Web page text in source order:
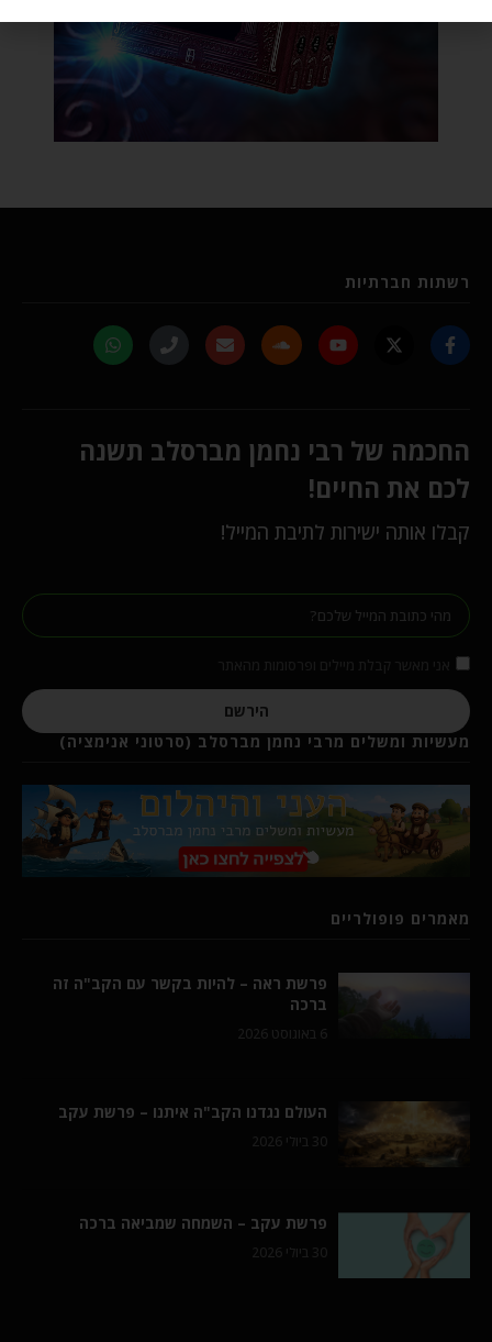
רשתות חברתיות
החכמה של רבי נחמן מברסלב תשנה
לכם את החיים!
קבלו אותה ישירות לתיבת המייל!
הירשם
מעשיות ומשלים מרבי נחמן מברסלב (סרטוני אנימציה)
מאמרים פופולריים
פרשת ראה – להיות בקשר עם הקב"ה זה
ברכה
6 באוגוסט 2026
העולם נגדנו הקב"ה איתנו – פרשת עקב
30 ביולי 2026
פרשת עקב – השמחה שמביאה ברכה
30 ביולי 2026